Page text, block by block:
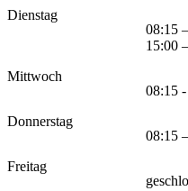
Dienstag
08:15
15:00
Mittwoch
08:15
Donnerstag
08:15
Freitag